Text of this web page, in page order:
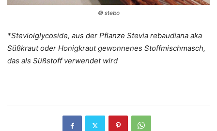
© stebo
*Steviolglycoside, aus der Pflanze Stevia rebaudiana aka
Süßkraut oder Honigkraut gewonnenes Stoffmischmasch,
das als Süßstoff verwendet wird